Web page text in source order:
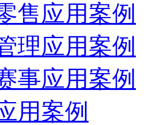
售应用案例
理应用案例
事应用案例
用案例